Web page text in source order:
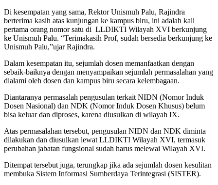
Di kesempatan yang sama, Rektor Unismuh Palu, Rajindra
berterima kasih atas kunjungan ke kampus biru, ini adalah kali
pertama orang nomor satu di LLDIKTI Wilayah XVI berkunjung
ke Unismuh Palu. “Terimakasih Prof, sudah bersedia berkunjung ke
Unismuh Palu,”ujar Rajindra.
Dalam kesempatan itu, sejumlah dosen memanfaatkan dengan
sebaik-baiknya dengan menyampaikan sejumlah permasalahan yang
dialami oleh dosen dan kampus biru secara kelembagaan.
Diantaranya permasalah pengusulan terkait NIDN (Nomor Induk
Dosen Nasional) dan NDK (Nomor Induk Dosen Khusus) belum
bisa keluar dan diproses, karena diusulkan di wilayah IX.
Atas permasalahan tersebut, pengusulan NIDN dan NDK diminta
dilakukan dan diusulkan lewat LLDIKTI Wilayah XVI, termasuk
perubahan jabatan fungsional sudah harus melewai Wilayah XVI.
Ditempat tersebut juga, terungkap jika ada sejumlah dosen kesulitan
membuka Sistem Informasi Sumberdaya Terintegrasi (SISTER).